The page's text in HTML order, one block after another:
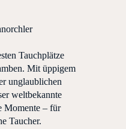
Tauchplätze
Mit üppigem
unglaublichen
weltbekannte
Momente – für
Taucher.